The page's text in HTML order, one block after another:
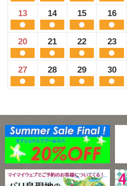
13 14 15 16
20 21 22 23
27 28 29 30